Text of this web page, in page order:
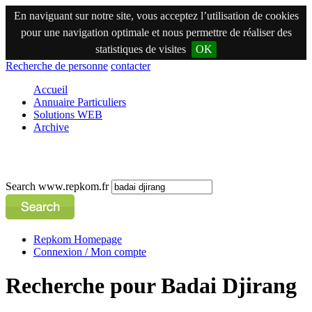
En naviguant sur notre site, vous acceptez l’utilisation de cookies
pour une navigation optimale et nous permettre de réaliser des
statistiques de visites
OK
Recherche de personne contacter
Accueil
Annuaire Particuliers
Solutions WEB
Archive
Search www.repkom.fr
Repkom Homepage
Connexion / Mon compte
Recherche pour Badai Djirang